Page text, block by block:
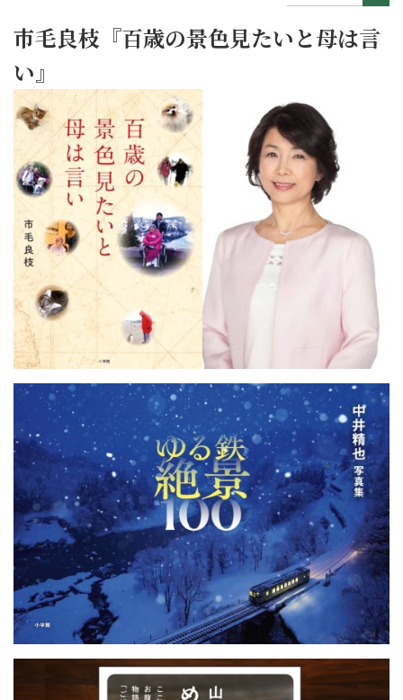
市毛良枝『百歳の景色見たいと母は言
い』